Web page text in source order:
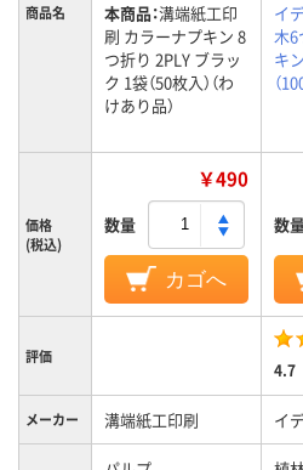
商品名 本商品：溝端紙工印
刷 カラーナプキン 8
つ折り 2PLY ブラッ
ク 1袋（50枚入）（わ
けあり品）
イ
木
キ
（
価格
(税込)
￥490
数量
カゴへ
数
評価
4.7
メーカー 溝端紙工印刷 イ